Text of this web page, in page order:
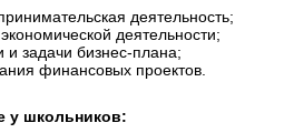
деятельность;
деятельности;
и задачи бизнес-плана;
финансовых проектов.
у школьников: